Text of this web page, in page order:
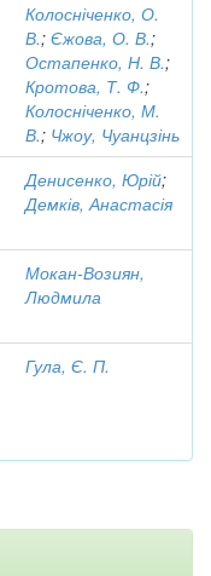
Колосніченко, О.
В.; Єжова, О. В.;
Остапенко, Н. В.;
Кротова, Т. Ф.;
Колосніченко, М.
В.; Чжоу, Чуанцзінь
Денисенко, Юрій;
Демків, Анастасія
Мокан-Возиян,
Людмила
Гула, Є. П.